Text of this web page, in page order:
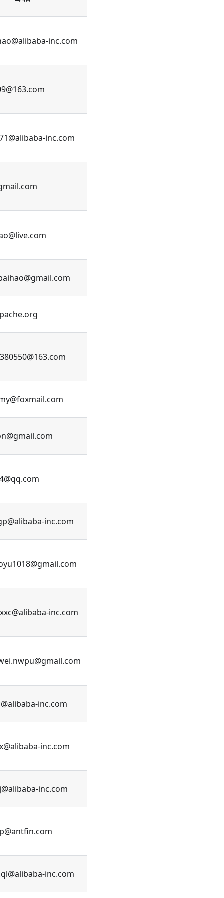
inc.com
inc.com
inc.com
inc.com
inc.com
inc.com
inc.com
inc.com